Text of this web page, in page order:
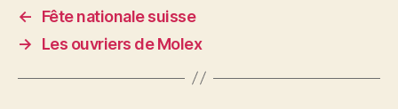
←
Fête nationale suisse
→
Les ouvriers de Molex